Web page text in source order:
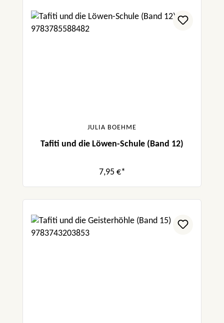
JULIA BOEHME
Tafiti und die Löwen-Schule (Band 12)
7,95 €*